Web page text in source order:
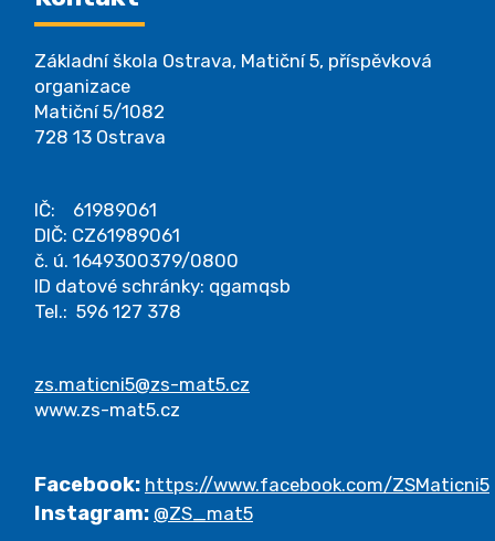
Základní škola Ostrava, Matiční 5, příspěvková
organizace
Matiční 5/1082
728 13 Ostrava
IČ: 61989061
DIČ: CZ61989061
č. ú. 1649300379/0800
ID datové schránky: qgamqsb
Tel.: 596 127 378
zs.maticni5@zs-mat5.cz
www.zs-mat5.cz
Facebook: https://www.facebook.com/ZSMaticni5
Instagram: @ZS_mat5